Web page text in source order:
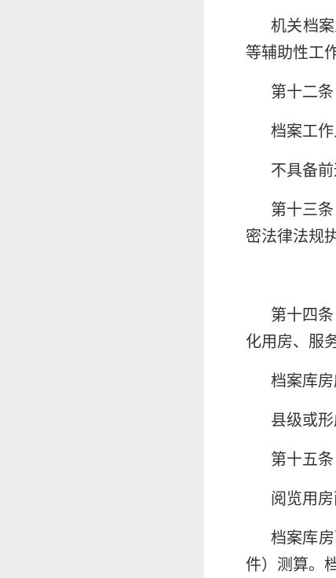
机关档
等辅助性工
第十二
档案工
不具备
第十三
密法律法规
第十四
化用房、服
档案库
县级或
第十五
阅览用
档案库
件）测算。